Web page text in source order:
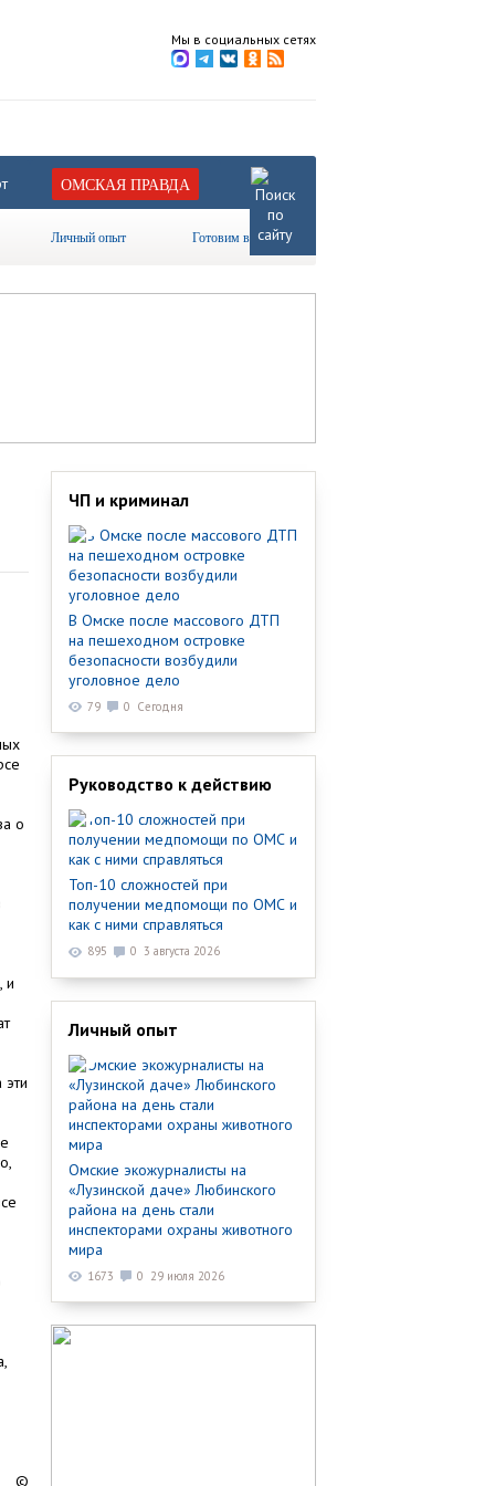
Мы в социальных сетях
ОМСКАЯ ПРАВДА
Личный опыт Готовим вместе
о
и
©
ЧП и криминал
В Омске после массового ДТП
на пешеходном островке
безопасности возбудили
уголовное дело
79 0 Сегодня
Руководство к действию
Топ-10 сложностей при
получении медпомощи по ОМС и
как с ними справляться
895 0 3 августа 2026
Личный опыт
Омские экожурналисты на
«Лузинской даче» Любинского
района на день стали
инспекторами охраны животного
мира
1673 0 29 июля 2026